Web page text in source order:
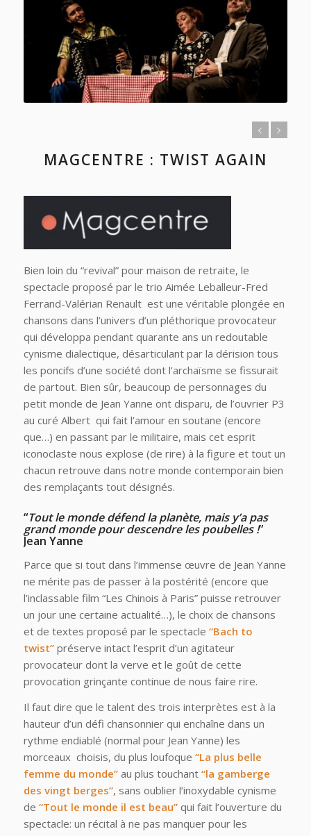
MAGCENTRE : TWIST AGAIN
Bien loin du “revival” pour maison de retraite, le
spectacle proposé par le trio Aimée Leballeur-Fred
Ferrand-Valérian Renault est une véritable plongée en
chansons dans l’univers d’un pléthorique provocateur
qui développa pendant quarante ans un redoutable
cynisme dialectique, désarticulant par la dérision tous
les poncifs d’une société dont l’archaïsme se fissurait
de partout. Bien sûr, beaucoup de personnages du
petit monde de Jean Yanne ont disparu, de l’ouvrier P3
au curé Albert qui fait l’amour en soutane (encore
que…) en passant par le militaire, mais cet esprit
iconoclaste nous explose (de rire) à la figure et tout un
chacun retrouve dans notre monde contemporain bien
des remplaçants tout désignés.
“Tout le monde défend la planète, mais y’a pas
grand monde pour descendre les poubelles !”
Jean Yanne
Parce que si tout dans l’immense œuvre de Jean Yanne
ne mérite pas de passer à la postérité (encore que
l’inclassable film “Les Chinois à Paris” puisse retrouver
un jour une certaine actualité…), le choix de chansons
et de textes proposé par le spectacle “Bach to
twist”préserve intact l’esprit d’un agitateur
provocateur dont la verve et le goût de cette
provocation grinçante continue de nous faire rire.
Il faut dire que le talent des trois interprètes est à la
hauteur d’un défi chansonnier qui enchaîne dans un
rythme endiablé (normal pour Jean Yanne) les
morceaux choisis, du plus loufoque “La plus belle
femme du monde”au plus touchant “la gamberge
des vingt berges”, sans oublier l’inoxydable cynisme
de “Tout le monde il est beau”qui fait l’ouverture du
spectacle: un récital à ne pas manquer pour les